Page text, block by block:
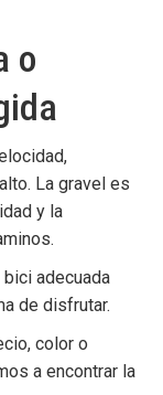
o
La gravel es
y la
bici adecuada
de disfrutar.
color o
a encontrar la